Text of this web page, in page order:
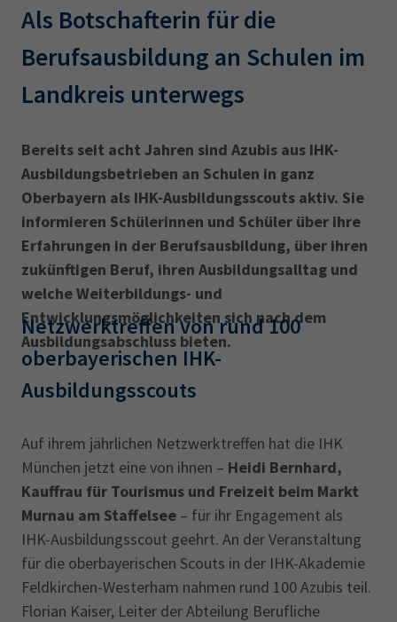
Leichte Sprache
Presse
EN
IHK Akademie
Magazin Log-in
AdA
Prüfungstermine
Berichtsheft
34i
Betriebswirt Prüfbericht
Als Botschafterin für die
Berufsausbildung an Schulen im
Landkreis unterwegs
Bereits seit acht Jahren sind Azubis aus IHK-
Ausbildungsbetrieben an Schulen in ganz
Oberbayern als IHK-Ausbildungsscouts aktiv. Sie
informieren Schülerinnen und Schüler über ihre
Erfahrungen in der Berufs­ausbildung, über ihren
zukünftigen Beruf, ihren Ausbildungsalltag und
welche Weiter­bildungs- und
Entwicklungsmöglichkeiten sich nach dem
Ausbildungsabschluss bieten.
Netzwerktreffen von rund 100
oberbayerischen IHK-
Ausbildungsscouts
Auf ihrem jährlichen Netzwerktreffen hat die IHK
München jetzt eine von ihnen – Heidi Bernhard,
Kauffrau für Tourismus und Freizeit beim Markt
Murnau am Staffelsee – für ihr Engagement als
IHK-Ausbildungsscout geehrt. An der Veran­staltung
für die oberbayerischen Scouts in der IHK-Akademie
Feldkirchen-Westerham nahmen rund 100 Azubis teil.
Florian Kaiser, Leiter der Abteilung Berufliche